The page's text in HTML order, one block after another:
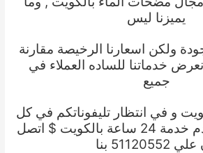
يميزنا ليس
ولكن اسعارنا الرخيصة مقارنة
خدماتنا للساده العملاء في
جميع
و في انتظار تليفوناتكم في كل
خدمة
24 ساعة بالكويت $ اتصل
بنا